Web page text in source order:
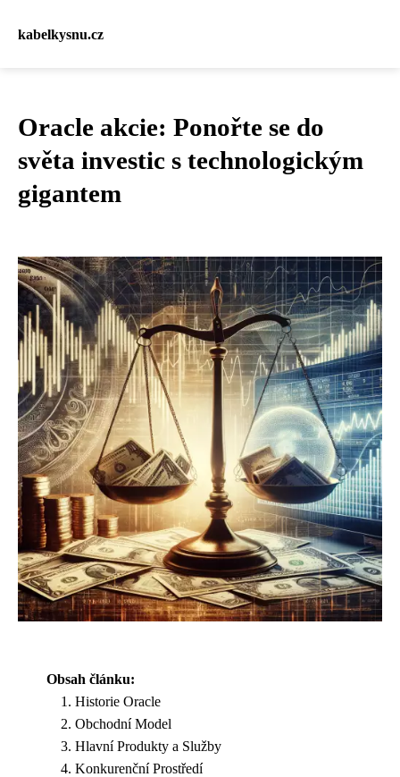
kabelkysnu.cz
Oracle akcie: Ponořte se do
světa investic s technologickým
gigantem
Obsah článku:
Historie Oracle
Obchodní Model
Hlavní Produkty a Služby
Konkurenční Prostředí